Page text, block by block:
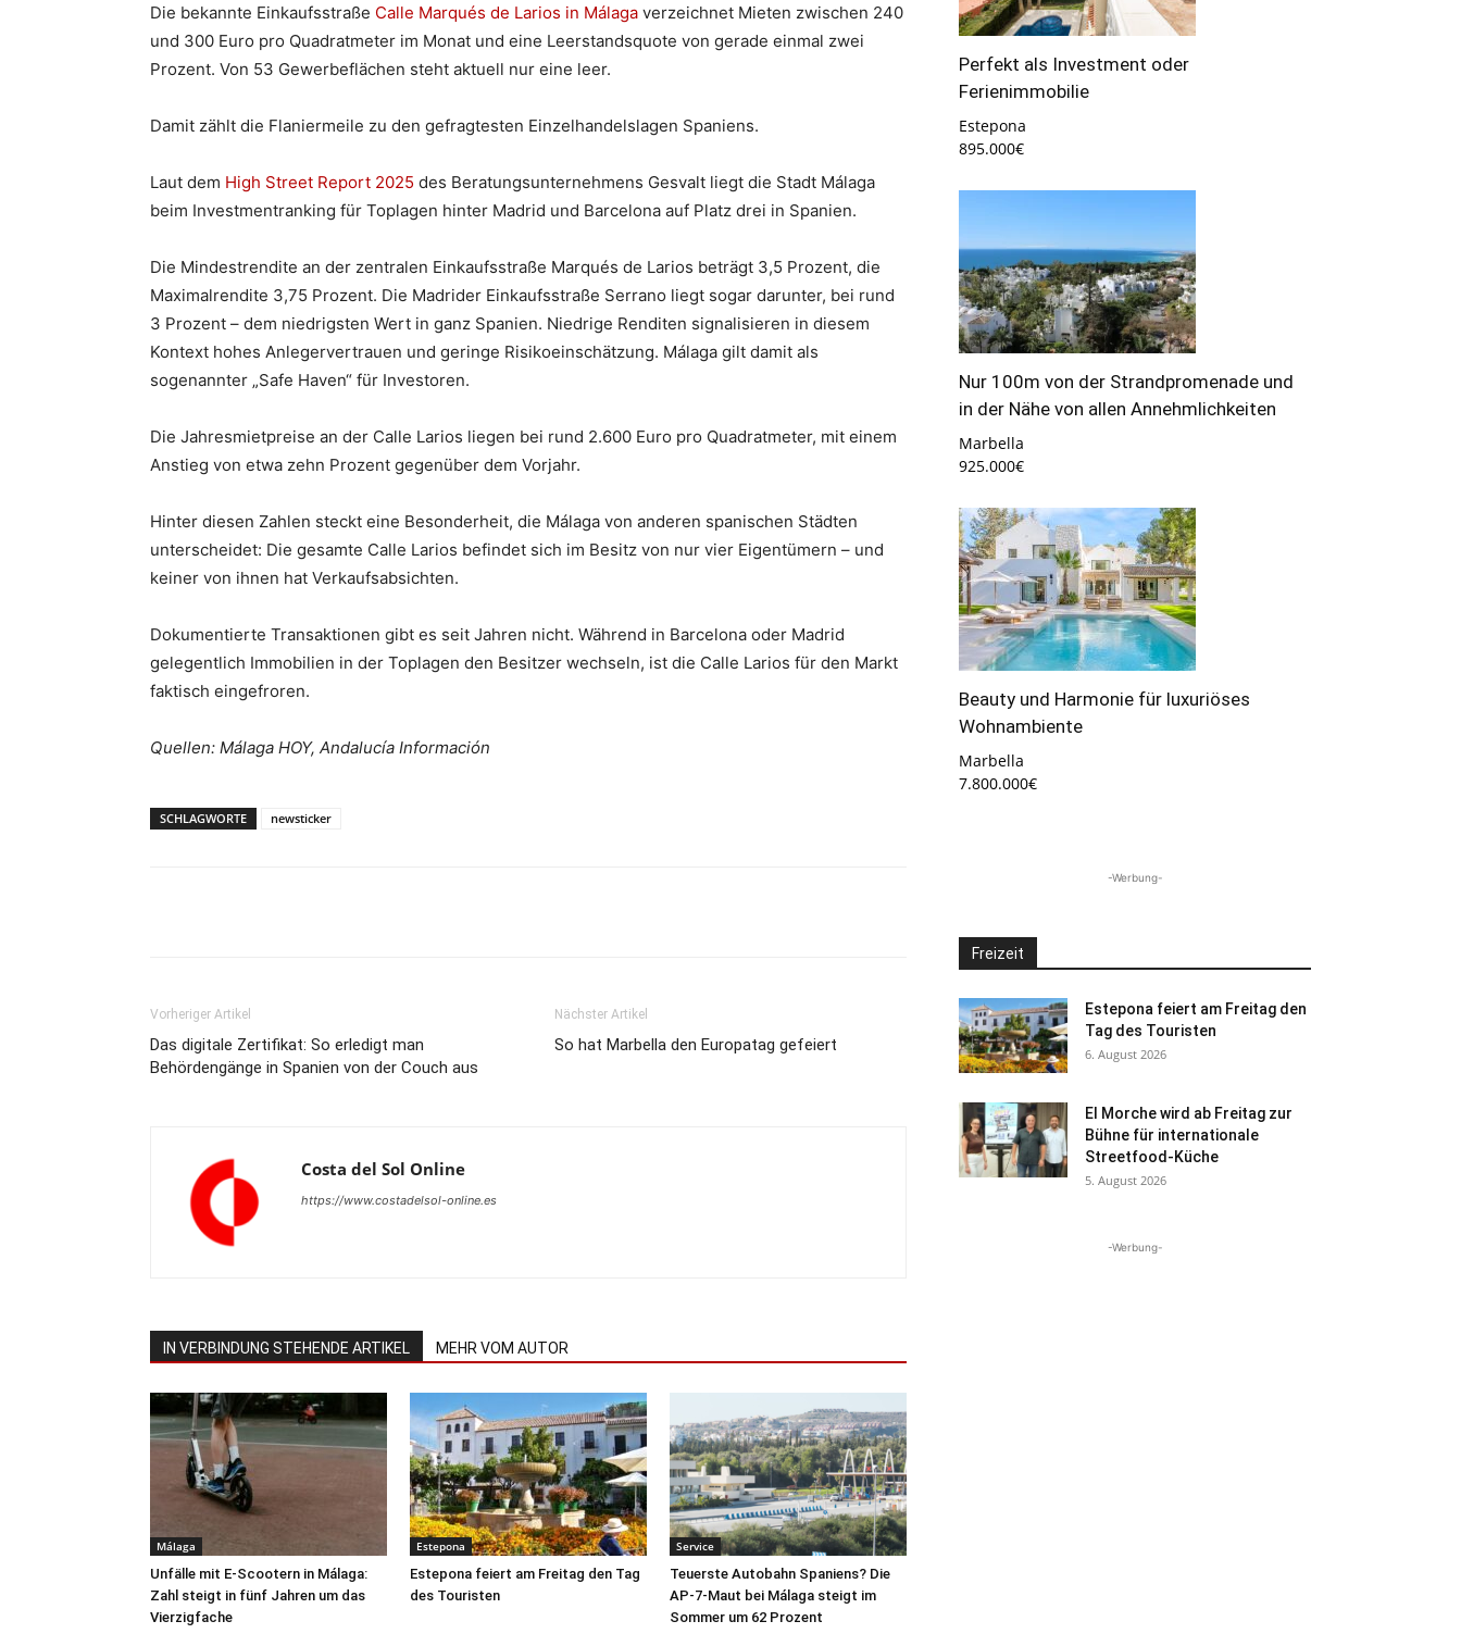
Die bekannte Einkaufsstraße Calle Marqués de Larios in Málaga verzeichnet Mieten zwischen 240
und 300 Euro pro Quadratmeter im Monat und eine Leerstandsquote von gerade einmal zwei
Prozent. Von 53 Gewerbeflächen steht aktuell nur eine leer.
Damit zählt die Flaniermeile zu den gefragtesten Einzelhandelslagen Spaniens.
Laut dem High Street Report 2025 des Beratungsunternehmens Gesvalt liegt die Stadt Málaga
beim Investmentranking für Toplagen hinter Madrid und Barcelona auf Platz drei in Spanien.
Die Mindestrendite an der zentralen Einkaufsstraße Marqués de Larios beträgt 3,5 Prozent, die
Maximalrendite 3,75 Prozent. Die Madrider Einkaufsstraße Serrano liegt sogar darunter, bei rund
3 Prozent – dem niedrigsten Wert in ganz Spanien. Niedrige Renditen signalisieren in diesem
Kontext hohes Anlegervertrauen und geringe Risikoeinschätzung. Málaga gilt damit als
sogenannter „Safe Haven“ für Investoren.
Die Jahresmietpreise an der Calle Larios liegen bei rund 2.600 Euro pro Quadratmeter, mit einem
Anstieg von etwa zehn Prozent gegenüber dem Vorjahr.
Hinter diesen Zahlen steckt eine Besonderheit, die Málaga von anderen spanischen Städten
unterscheidet: Die gesamte Calle Larios befindet sich im Besitz von nur vier Eigentümern – und
keiner von ihnen hat Verkaufsabsichten.
Dokumentierte Transaktionen gibt es seit Jahren nicht. Während in Barcelona oder Madrid
gelegentlich Immobilien in der Toplagen den Besitzer wechseln, ist die Calle Larios für den Markt
faktisch eingefroren.
Quellen: Málaga HOY, Andalucía Información
SCHLAGWORTE newsticker
Vorheriger Artikel
Das digitale Zertifikat: So erledigt man
Behördengänge in Spanien von der Couch aus
Nächster Artikel
So hat Marbella den Europatag gefeiert
Costa del Sol Online
https://www.costadelsol-online.es
IN VERBINDUNG STEHENDE ARTIKEL MEHR VOM AUTOR
Málaga
Unfälle mit E-Scootern in Málaga:
Zahl steigt in fünf Jahren um das
Vierzigfache
Estepona
Estepona feiert am Freitag den Tag
des Touristen
Service
Teuerste Autobahn Spaniens? Die
AP-7-Maut bei Málaga steigt im
Sommer um 62 Prozent
Perfekt als Investment oder
Ferienimmobilie
Estepona
895.000€
Nur 100m von der Strandpromenade und
in der Nähe von allen Annehmlichkeiten
Marbella
925.000€
Beauty und Harmonie für luxuriöses
Wohnambiente
Marbella
7.800.000€
-Werbung-
Freizeit
Estepona feiert am Freitag den
Tag des Touristen
6. August 2026
El Morche wird ab Freitag zur
Bühne für internationale
Streetfood-Küche
5. August 2026
-Werbung-